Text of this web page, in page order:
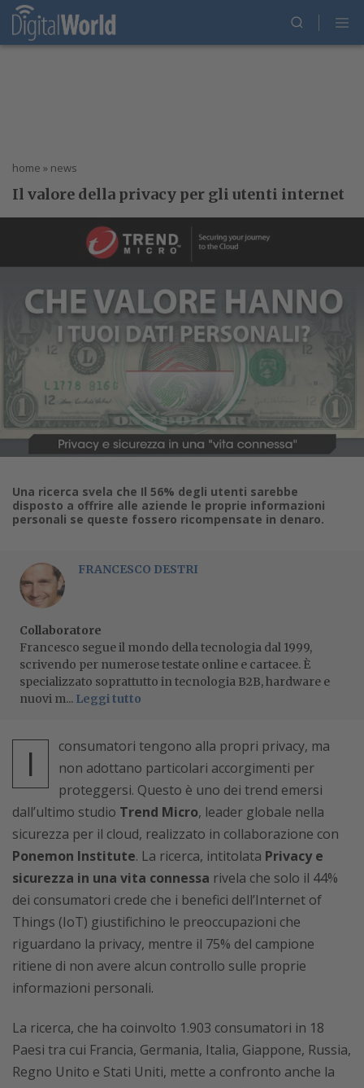
home » news
Il valore della privacy per gli utenti internet
Una ricerca svela che Il 56% degli utenti sarebbe
disposto a offrire alle aziende le proprie informazioni
personali se queste fossero ricompensate in denaro.
FRANCESCO DESTRI
Collaboratore
Francesco segue il mondo della tecnologia dal 1999,
scrivendo per numerose testate online e cartacee. È
specializzato soprattutto in tecnologia B2B, hardware e
nuovi m... Leggi tutto
I
consumatori tengono alla propri privacy, ma
non adottano particolari accorgimenti per
proteggersi. Questo è uno dei trend emersi
dall’ultimo studio Trend Micro, leader globale nella
sicurezza per il cloud, realizzato in collaborazione con
Ponemon Institute. La ricerca, intitolata Privacy e
sicurezza in una vita connessa rivela che solo il 44%
dei consumatori crede che i benefici dell’Internet of
Things (IoT) giustifichino le preoccupazioni che
riguardano la privacy, mentre il 75% del campione
ritiene di non avere alcun controllo sulle proprie
informazioni personali.
La ricerca, che ha coinvolto 1.903 consumatori in 18
Paesi tra cui Francia, Germania, Italia, Giappone, Russia,
Regno Unito e Stati Uniti, mette a confronto anche la